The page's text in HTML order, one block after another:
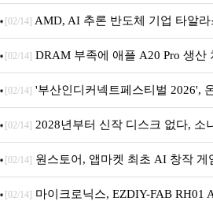
[02/14] AMD, AI 추론 반도체 기업 타알라
[02/14] DRAM 부족에 애플 A20 Pro 생산
퍼 대기
[02/14] '부산인디커넥트페스티벌 2026',
개막... 22일간 진행
[02/14] 2028년부터 신작 디스크 없다, 소
문 추가
[02/14] 원스토어, 앱마켓 최초 AI 창작 게
[02/14] 마이크로닉스, EZDIY-FAB RH01